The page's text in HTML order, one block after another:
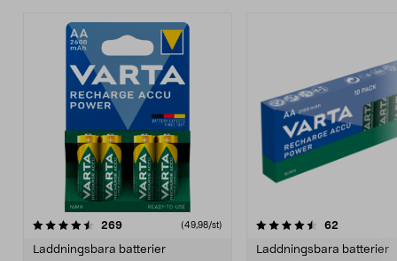
269recensioner (49,98/st)
Laddningsbara batterier
4.5av 5 stjärnor 62
Laddningsbara batterier
4.0av 5 stjärnor